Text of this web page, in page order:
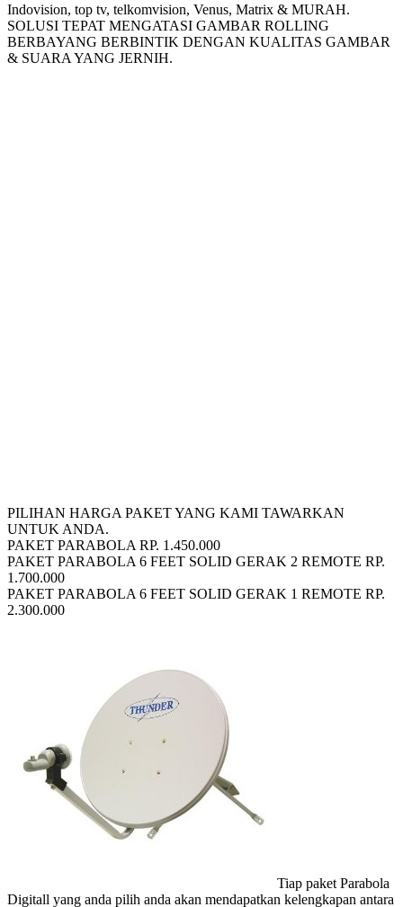
Indovision, top tv, telkomvision, Venus, Matrix & MURAH.
SOLUSI TEPAT MENGATASI GAMBAR ROLLING
BERBAYANG BERBINTIK DENGAN KUALITAS GAMBAR
& SUARA YANG JERNIH.
PILIHAN HARGA PAKET YANG KAMI TAWARKAN
UNTUK ANDA.
PAKET PARABOLA RP. 1.450.000
PAKET PARABOLA 6 FEET SOLID GERAK 2 REMOTE RP.
1.700.000
PAKET PARABOLA 6 FEET SOLID GERAK 1 REMOTE RP.
2.300.000
Tiap paket Parabola
Digitall yang anda pilih anda akan mendapatkan kelengkapan antara